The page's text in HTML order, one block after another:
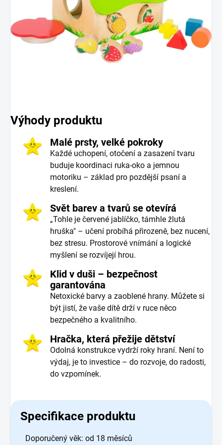
Výhody produktu
Malé prsty, velké pokroky
Každé uchopení, otočení a zasazení tvaru
buduje koordinaci ruka-oko a jemnou
motoriku – základ pro pozdější psaní a
kreslení.
Svět barev a tvarů se otevírá
„Tohle je červené jablíčko, támhle žlutá
hruška" – učení probíhá přirozeně, bez nucení,
bez stresu. Prostorové vnímání a logické
myšlení se rozvíjejí hrou.
Klid v duši – bezpečnost
garantována
Netoxické barvy a zaoblené hrany. Můžete si
být jistí, že vaše dítě drží v ruce něco
bezpečného a kvalitního.
Hračka, která přežije dětství
Odolná konstrukce vydrží roky hraní. Není to
výdaj, je to investice – do rozvoje, do radosti,
do vzpomínek.
Specifikace produktu
Doporučený věk: od 18 měsíců